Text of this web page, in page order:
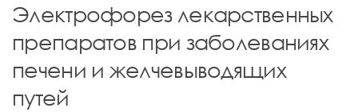
Электрофорез лекарственных
препаратов при заболеваниях
печени и желчевыводящих
путей